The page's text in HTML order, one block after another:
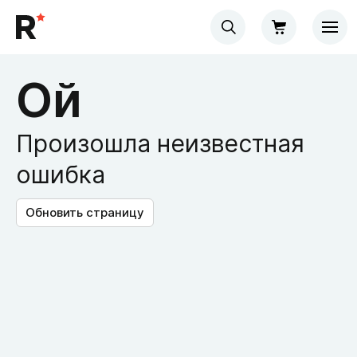
Ой
Произошла неизвестная
ошибка
Обновить страницу